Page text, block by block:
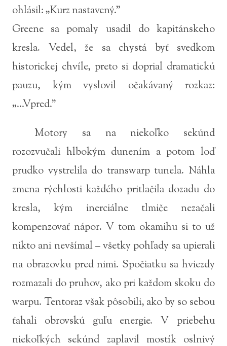
ohlásil: „Kurz nastavený.”
Greene sa pomaly usadil do kapitánskeho
kresla. Vedel, že sa chystá byť svedkom
historickej chvíle, preto si doprial dramatickú
pauzu, kým vyslovil očakávaný rozkaz:
„...Vpred.”
Motory sa na niekoľko sekúnd
rozozvučali hlbokým dunením a potom loď
prudko vystrelila do transwarp tunela. Náhla
zmena rýchlosti každého pritlačila dozadu do
kresla, kým inerciálne tlmiče nezačali
kompenzovať nápor. V tom okamihu si to už
nikto ani nevšímal – všetky pohľady sa upierali
na obrazovku pred nimi. Spočiatku sa hviezdy
rozmazali do pruhov, ako pri každom skoku do
warpu. Tentoraz však pôsobili, ako by so sebou
ťahali obrovskú guľu energie. V priebehu
niekoľkých sekúnd zaplavil mostík oslnivý